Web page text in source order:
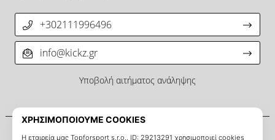
Σχετικά μ' εμάς
+302111996496
info@kickz.gr
Υποβολή αιτήματος ανάληψης